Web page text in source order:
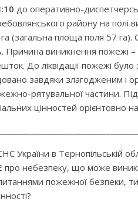
до оперативно-
району на полі
(загальна площа поля 57 га).
Причина виникнення пожежі
До ліквідації пожежі
завдяки злагодженим і
рятувальної частини.
цінностей орієнтовно
України в Тернопільській
небезпеку, що може
пожежної безпеки,